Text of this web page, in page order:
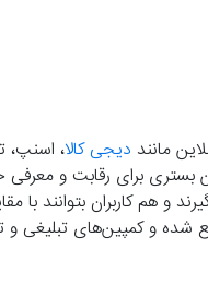
مانند دیجی کالا، اسنپ،
بستری برای رقابت و
و هم کاربران بتوانند با
شده و کمپین‌های تبلیغی